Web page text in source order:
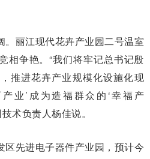
。丽江现代花卉产业园二号温室
相争艳。“我们将牢记总书记殷
推进花卉产业规模化设施化现
业’成为造福群众的‘幸福产
术负责人杨佳说。
区先进电子器件产业园，预计今